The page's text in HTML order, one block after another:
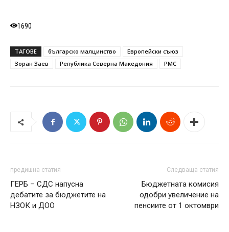
1690
ТАГОВЕ българско малцинство
Европейски съюз
Зоран Заев
Република Северна Македония РМС
предишна статия
ГЕРБ – СДС напусна
дебатите за бюджетите на
НЗОК и ДОО
Следваща статия
Бюджетната комисия
одобри увеличение на
пенсиите от 1 октомври